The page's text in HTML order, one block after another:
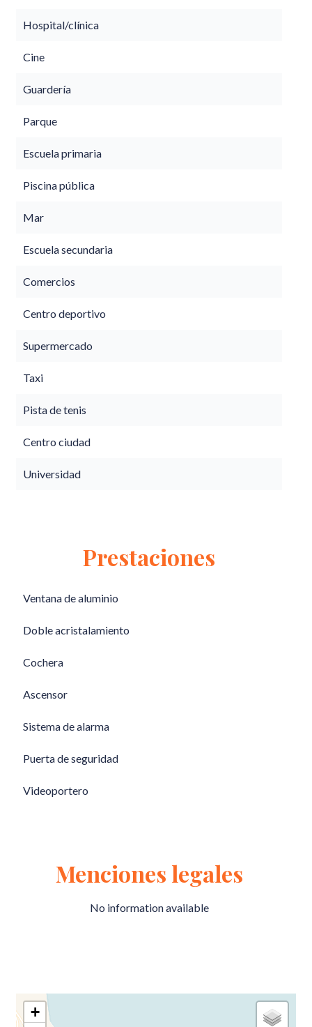
Hospital/clínica
Cine
Guardería
Parque
Escuela primaria
Piscina pública
Mar
Escuela secundaria
Comercios
Centro deportivo
Supermercado
Taxi
Pista de tenis
Centro ciudad
Universidad
Prestaciones
Ventana de aluminio
Doble acristalamiento
Cochera
Ascensor
Sistema de alarma
Puerta de seguridad
Videoportero
Menciones legales
No information available
+